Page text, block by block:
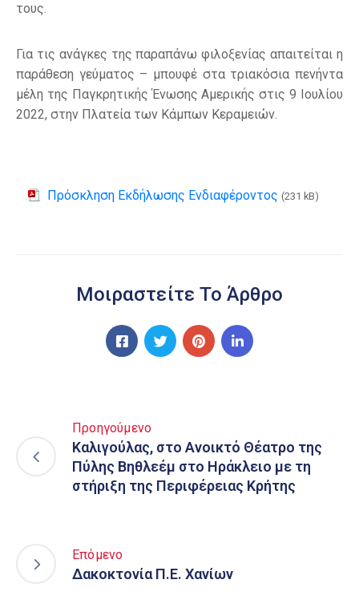
τους.
Για τις ανάγκες της παραπάνω φιλοξενίας απαιτείται η
παράθεση γεύματος – μπουφέ στα τριακόσια πενήντα
μέλη της Παγκρητικής Ένωσης Αμερικής στις 9 Ιουλίου
2022, στην Πλατεία των Κάμπων Κεραμειών.
Πρόσκληση Εκδήλωσης Ενδιαφέροντος (231 kB)
Μοιραστείτε Το Άρθρο
Προηγούμενο
Καλιγούλας, στο Ανοικτό Θέατρο της
Πύλης Βηθλεέμ στο Ηράκλειο με τη
στήριξη της Περιφέρειας Κρήτης
Επόμενο
Δακοκτονία Π.Ε. Χανίων